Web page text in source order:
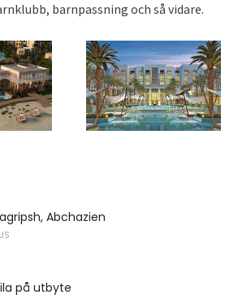
barnpassning och så vidare.
Abchazien
på utbyte